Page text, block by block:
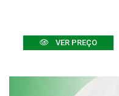
VER PREÇO